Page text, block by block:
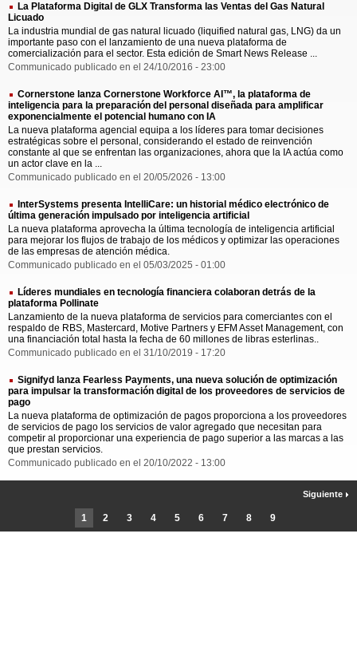
La Plataforma Digital de GLX Transforma las Ventas del Gas Natural
Licuado
La industria mundial de gas natural licuado (liquified natural gas, LNG) da un
importante paso con el lanzamiento de una nueva plataforma de
comercialización para el sector. Esta edición de Smart News Release ...
Communicado publicado en el 24/10/2016 - 23:00
Cornerstone lanza Cornerstone Workforce AI™, la plataforma de
inteligencia para la preparación del personal diseñada para amplificar
exponencialmente el potencial humano con IA
La nueva plataforma agencial equipa a los líderes para tomar decisiones
estratégicas sobre el personal, considerando el estado de reinvención
constante al que se enfrentan las organizaciones, ahora que la IA actúa como
un actor clave en la ...
Communicado publicado en el 20/05/2026 - 13:00
InterSystems presenta IntelliCare: un historial médico electrónico de
última generación impulsado por inteligencia artificial
La nueva plataforma aprovecha la última tecnología de inteligencia artificial
para mejorar los flujos de trabajo de los médicos y optimizar las operaciones
de las empresas de atención médica.
Communicado publicado en el 05/03/2025 - 01:00
Líderes mundiales en tecnología financiera colaboran detrás de la
plataforma Pollinate
Lanzamiento de la nueva plataforma de servicios para comerciantes con el
respaldo de RBS, Mastercard, Motive Partners y EFM Asset Management, con
una financiación total hasta la fecha de 60 millones de libras esterlinas..
Communicado publicado en el 31/10/2019 - 17:20
Signifyd lanza Fearless Payments, una nueva solución de optimización
para impulsar la transformación digital de los proveedores de servicios de
pago
La nueva plataforma de optimización de pagos proporciona a los proveedores
de servicios de pago los servicios de valor agregado que necesitan para
competir al proporcionar una experiencia de pago superior a las marcas a las
que prestan servicios.
Communicado publicado en el 20/10/2022 - 13:00
1 2 3 4 5 6 7 8 9
Siguiente